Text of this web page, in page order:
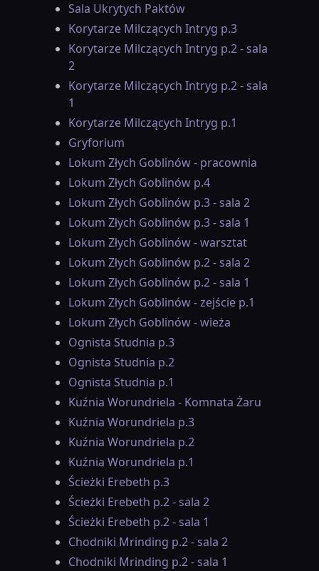
Sala Ukrytych Paktów
Korytarze Milczących Intryg p.3
Korytarze Milczących Intryg p.2 - sala
2
Korytarze Milczących Intryg p.2 - sala
1
Korytarze Milczących Intryg p.1
Gryforium
Lokum Złych Goblinów - pracownia
Lokum Złych Goblinów p.4
Lokum Złych Goblinów p.3 - sala 2
Lokum Złych Goblinów p.3 - sala 1
Lokum Złych Goblinów - warsztat
Lokum Złych Goblinów p.2 - sala 2
Lokum Złych Goblinów p.2 - sala 1
Lokum Złych Goblinów - zejście p.1
Lokum Złych Goblinów - wieża
Ognista Studnia p.3
Ognista Studnia p.2
Ognista Studnia p.1
Kuźnia Worundriela - Komnata Żaru
Kuźnia Worundriela p.3
Kuźnia Worundriela p.2
Kuźnia Worundriela p.1
Ścieżki Erebeth p.3
Ścieżki Erebeth p.2 - sala 2
Ścieżki Erebeth p.2 - sala 1
Chodniki Mrinding p.2 - sala 2
Chodniki Mrinding p.2 - sala 1